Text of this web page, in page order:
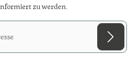
zu werden.